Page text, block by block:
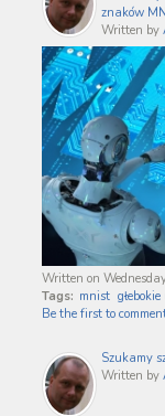
znaków
Written by
Written on
Tags: mnist
Be the first to
Szukamy
Written by